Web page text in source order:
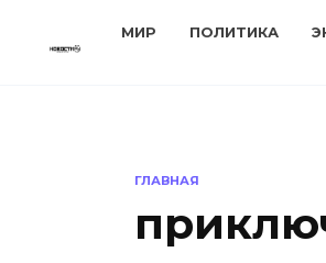
МИР ПОЛИТИКА
ГЛАВНАЯ